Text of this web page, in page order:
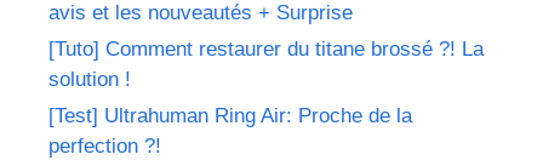
avis et les nouveautés + Surprise
[Tuto] Comment restaurer du titane brossé ?! La
solution !
[Test] Ultrahuman Ring Air: Proche de la
perfection ?!